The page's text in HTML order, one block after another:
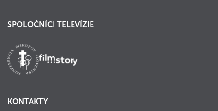
SPOLOČNÍCI TELEVÍZIE
KONTAKTY